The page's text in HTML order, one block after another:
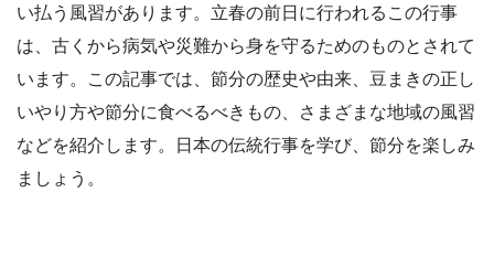
い払う風習があります。立春の前日に行われるこの行事
は、古くから病気や災難から身を守るためのものとされて
います。この記事では、節分の歴史や由来、豆まきの正し
いやり方や節分に食べるべきもの、さまざまな地域の風習
などを紹介します。日本の伝統行事を学び、節分を楽しみ
ましょう。